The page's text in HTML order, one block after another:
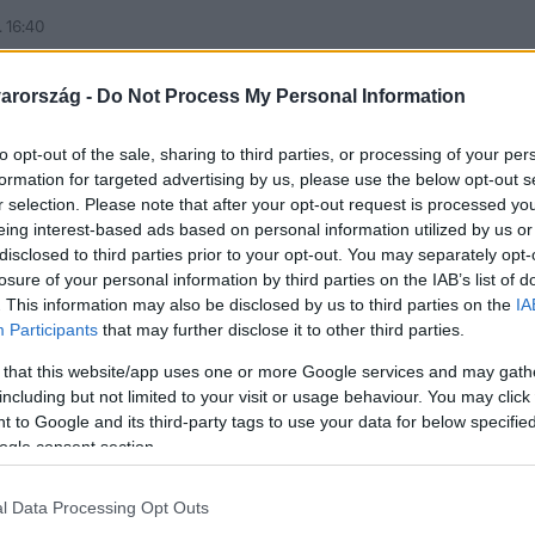
- Do Not Process My Personal Information
opt-out of the sale, sharing to third parties, or processing of your
for targeted advertising by us, please use the below opt-out
selection. Please note that after your opt-out request is processed
interest-based ads based on personal information utilized by us
to third parties prior to your opt-out. You may separately
of your personal information by third parties on the IAB’s list of
This information may also be disclosed by us to third parties on the
Participants that may further disclose it to other third parties.
that this website/app uses one or more Google services and may
but not limited to your visit or usage behaviour. You may
to Google and its third-party tags to use your data for below
consent section.
Data Processing Opt Outs
16:40
igazolvány nélkül színházba menni. Az Emberi
szerint csak ezzel látogathatók az előadások - ezt
igazgatója azt mondta az RTL híradónak, hogy az
„Újra el kell higgyük, hogy az egésznek
vetette bele magát a színházi próbákba, de bevallotta,
olyan könnyű elfelejteni.